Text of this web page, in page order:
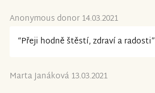
Anonymous donor 14.03.2021
“Přeji hodně štěstí, zdraví a radosti”
Marta Janáková 13.03.2021